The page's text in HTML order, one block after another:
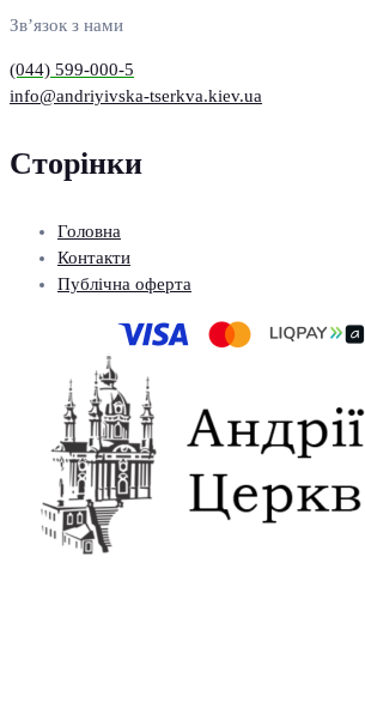
Зв’язок з нами
(044) 599-000-5
info@andriyivska-tserkva.kiev.ua
Сторінки
Головна
Контакти
Публічна оферта